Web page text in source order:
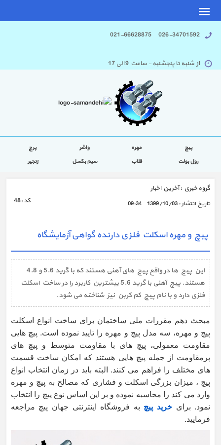
026-34701592 021-66628875
از شنبه تا پنجشنبه - ساعت 9 الی 17
پیچ مهره واشر
پرچ
رول بولت
قلاب سیم بکسل زنجیر
گروه خبري :آخرین اخبار
تاريخ انتشار : 1399/10/03 - 09:34 كد :48
پیچ و مهره اسکلت فلزی دارنده گواهی آزمایشگاه
این پیچ ها در واقع پیچ های آهنی هستند که با گرید 5.6 و 4.8
هستند. پیچ آهنی با گرید 5.6 بیشترین کاربرد را در ساخت اسکلت
فلزی دارد و با نام پیچ کم کربن نیز شناخته می شود.
مبحث دهم مقررات ملی ساختمان برای ساخت انواع اسکلت
پیچ و مهره، سه مدل پیچ و مهره را تایید نموده است. پیچ هایی
مقاومت معمولی، پیچ های با مقاومت متوسط و پیچ های
پرمقاومت از جمله پیچ هایی هستند که امکان ساخت قسمت
های مختلف را فراهم می کنند. البته باید در زمان انتخاب انواع
پیچ ، میزان بزرگی اسکلت و فشاری که مصالح به پیچ و مهره
وارد می کند را محاسبه نموده و بر این اساس نوع پیچ را انتخاب
نمود. برایخرید پیچ به فروشگاه اینترنتی جهان پیچ مراجعه
فرمایید.